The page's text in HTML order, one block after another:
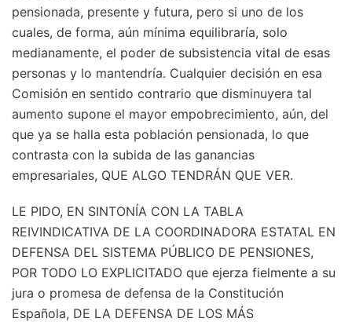
pensionada, presente y futura, pero si uno de los
cuales, de forma, aún mínima equilibraría, solo
medianamente, el poder de subsistencia vital de esas
personas y lo mantendría. Cualquier decisión en esa
Comisión en sentido contrario que disminuyera tal
aumento supone el mayor empobrecimiento, aún, del
que ya se halla esta población pensionada, lo que
contrasta con la subida de las ganancias
empresariales, QUE ALGO TENDRÁN QUE VER.
LE PIDO, EN SINTONÍA CON LA TABLA
REIVINDICATIVA DE LA COORDINADORA ESTATAL EN
DEFENSA DEL SISTEMA PÚBLICO DE PENSIONES,
POR TODO LO EXPLICITADO que ejerza fielmente a su
jura o promesa de defensa de la Constitución
Española, DE LA DEFENSA DE LOS MÁS